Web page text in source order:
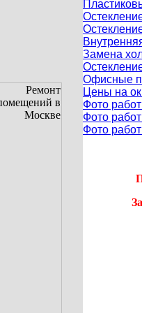
Замена
Офисные
Цены на
Фото
Фото
Фото